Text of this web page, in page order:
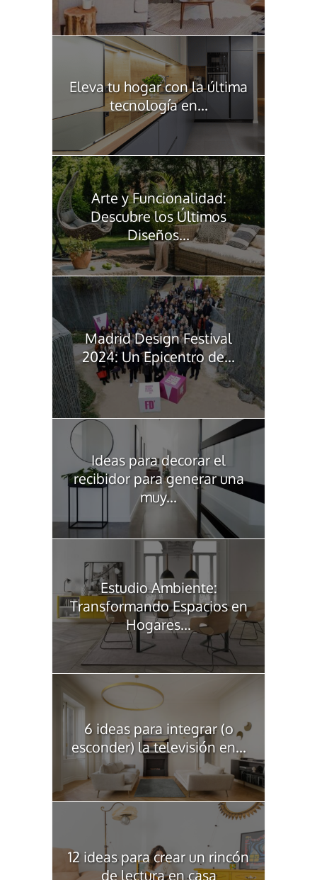
Eleva tu hogar con la última
tecnología en...
Arte y Funcionalidad:
Descubre los Últimos
Diseños...
Madrid Design Festival
2024: Un Epicentro de...
Ideas para decorar el
recibidor para generar una
muy...
Estudio Ambiente:
Transformando Espacios en
Hogares...
6 ideas para integrar (o
esconder) la televisión en...
12 ideas para crear un rincón
de lectura en casa